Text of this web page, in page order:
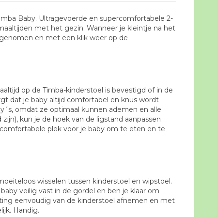
Baby. Ultragevoerde en supercomfortabele 2-
met het gezin. Wanneer je kleintje na het
en met een klik weer op de
op de Timba-kinderstoel is bevestigd of in de
dat je baby altijd comfortabel en knus wordt
omdat ze optimaal kunnen ademen en alle
kun je de hoek van de ligstand aanpassen
plek voor je baby om te eten en te
wisselen tussen kinderstoel en wipstoel.
veilig vast in de gordel en ben je klaar om
eenvoudig van de kinderstoel afnemen en met
Handig.